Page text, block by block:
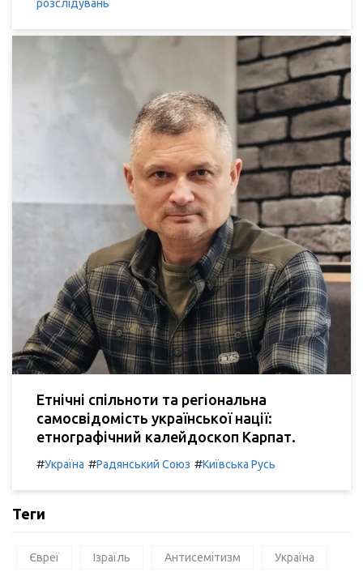
розслідувань
Етнічні спільноти та регіональна
самосвідомість української нації:
етнографічний калейдоскоп Карпат.
#Україна #Радянський Союз #Київська Русь
Теги
Євреї Ізраїль Антисемітизм Україна